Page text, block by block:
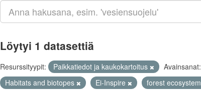
Löytyi 1 datasettiä
Resurssityypit: Paikkatiedot ja kaukokartoitus Avainsanat:
Habitats and biotopes
Ei-Inspire forest ecosystem